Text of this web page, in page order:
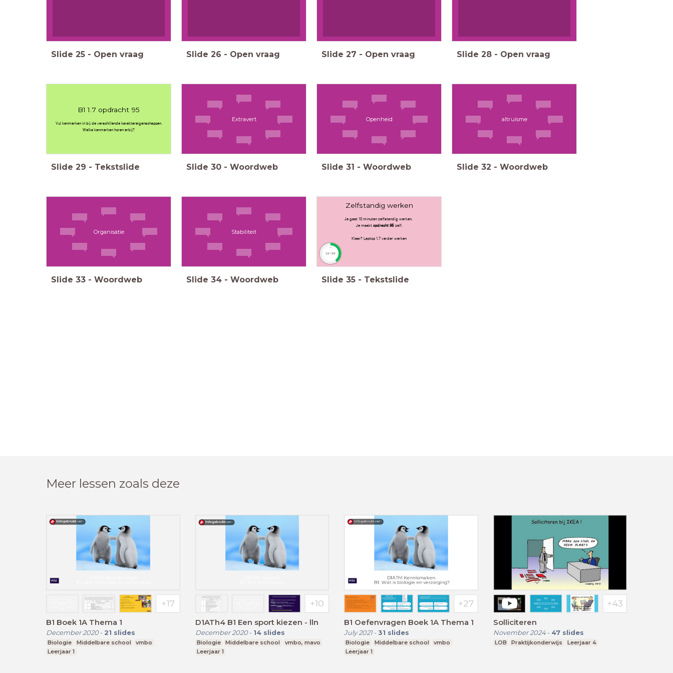
Slide 25 - Open vraag Slide 26 - Open vraag Slide 27 - Open vraag Slide 28 - Open vraag
B1 1.7 opdracht 95
Vul kenmerken in bij de verschillende karaktereigenschappen.
Welke kenmerken horen erbij?
Slide 29 - Tekstslide
Extravert
Slide 30 - Woordweb
Openheid
Slide 31 - Woordweb
altruïsme
Slide 32 - Woordweb
Organisatie
Slide 33 - Woordweb
Stabiliteit
Slide 34 - Woordweb
Zelfstandig werken
Je gaat 10 minuten zelfstandig werken.
Je maaktopdracht 95zelf.
Klaar? Laptop 1.7 verder werken
timer
10:00
Slide 35 - Tekstslide
Meer lessen zoals deze
B1 Boek 1A Thema 1
December 2020- 21 slides
Biologie Middelbare school
vmbo
Leerjaar 1
D1ATh4 B1 Een sport kiezen - lln
December 2020- 14 slides
Biologie Middelbare school
vmbo, mavo
Leerjaar 1
B1 Oefenvragen Boek 1A Thema 1
July 2021- 31 slides
Biologie Middelbare school
vmbo
Leerjaar 1
Solliciteren
November 2024- 47 slides
LOB Praktijkonderwijs Leerjaar 4